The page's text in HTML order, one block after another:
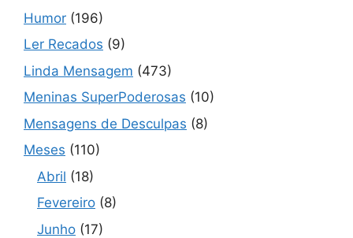
Humor (196)
Ler Recados (9)
Linda Mensagem (473)
Meninas SuperPoderosas (10)
Mensagens de Desculpas (8)
Meses (110)
Abril (18)
Fevereiro (8)
Junho (17)